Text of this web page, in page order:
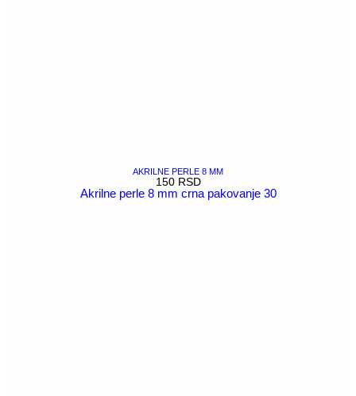
AKRILNE PERLE 8 MM
150 RSD
Akrilne perle 8 mm crna pakovanje 30